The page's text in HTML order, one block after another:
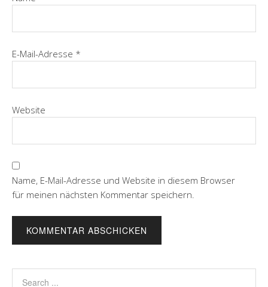
E-Mail-Adresse *
Website
Name, E-Mail-Adresse und Website in diesem Browser
für meinen nächsten Kommentar speichern.